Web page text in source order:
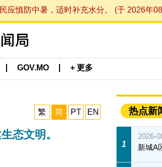
应慎防中暑，适时补充水分。 (于 2026年
GOV.MO + 更多
繁 简 PT EN
态文明。
热点新
1
2026-
新城A